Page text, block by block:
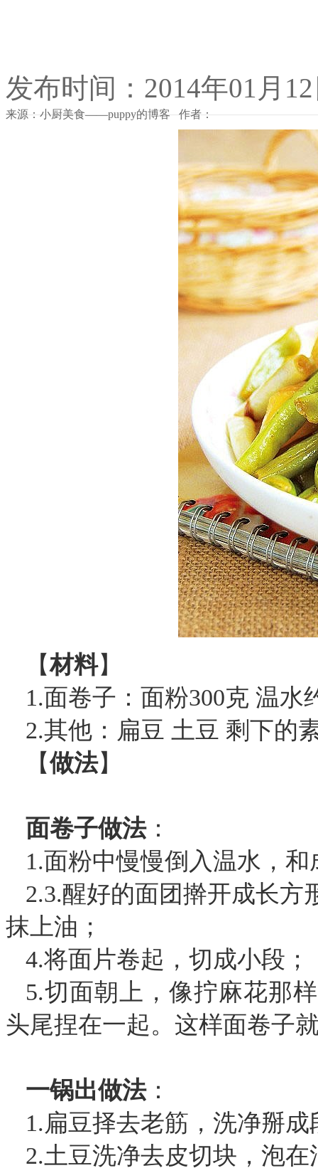
发布时间：2014年01月
来源：小厨美食——puppy的博客 作者：
【材料】
1.面卷子：面粉300克 温水
2.其他：扁豆 土豆 剩下的
【做法】
面卷子做法：
1.面粉中慢慢倒入温水，
2.3.醒好的面团擀开成长方
抹上油；
4.将面片卷起，切成小段；
5.切面朝上，像拧麻花那
头尾捏在一起。这样面卷子
一锅出做法：
1.扁豆择去老筋，洗净掰成
2.土豆洗净去皮切块，泡